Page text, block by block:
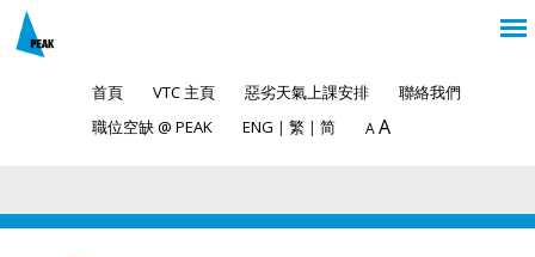
首頁 VTC 主頁 惡劣天氣上課安排
聯絡我們
職位空缺 @ PEAK
ENG | 繁 | 简 A A